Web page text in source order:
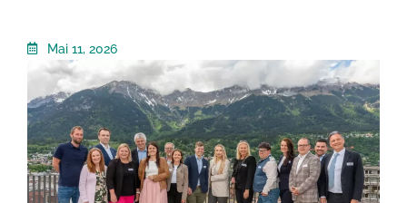
Mai 11, 2026